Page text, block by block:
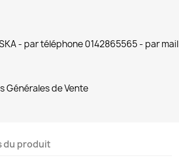
- par téléphone 0142865565 - par mail
Générales de Vente
du produit